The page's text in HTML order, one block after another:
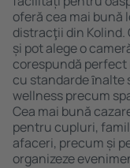
oferă cea mai bună
distracţii din
și pot alege o
corespundă perfect
cu standarde ȋnalte
wellness precum
Cea mai bună
pentru cupluri,
afaceri, precum și
organizeze